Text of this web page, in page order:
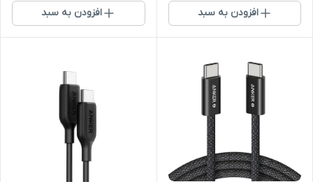
افزودن به سبد افزودن به سبد